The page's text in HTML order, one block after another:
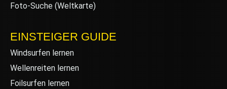
Foto-Suche (Weltkarte)
EINSTEIGER GUIDE
Windsurfen lernen
Wellenreiten lernen
Foilsurfen lernen